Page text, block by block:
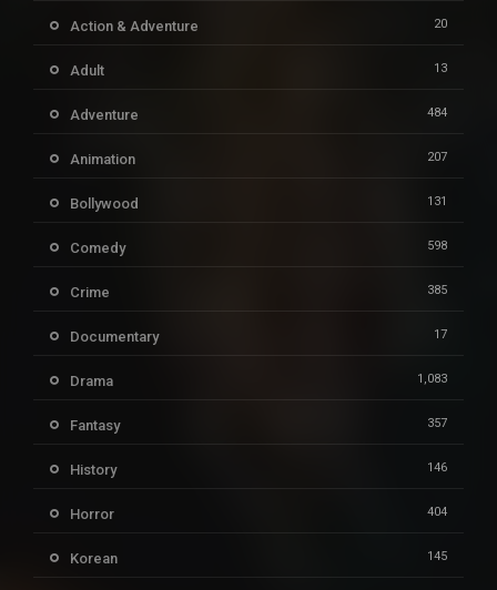
Action & Adventure 20
Adult 13
Adventure 484
Animation 207
Bollywood 131
Comedy 598
Crime 385
Documentary 17
Drama 1,083
Fantasy 357
History 146
Horror 404
Korean 145